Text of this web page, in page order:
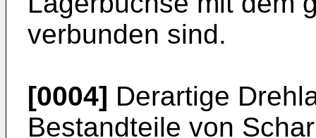
verbunden sind.
[0004] Derartige
Bestandteile von